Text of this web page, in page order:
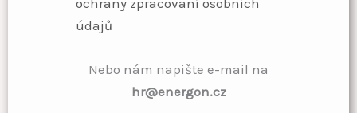
ochrany zpracovaní osobních
údajů
Nebo nám napište e-mail na
hr@energon.cz